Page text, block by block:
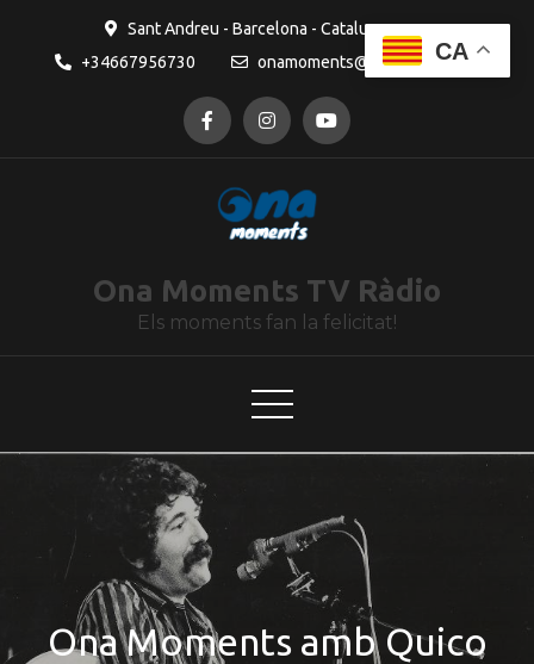
Sant Andreu - Barcelona - Catalunya
+34667956730
onamoments@gmail.com
Ona Moments TV Ràdio
Els moments fan la felicitat!
Ona Moments amb Quico
CA